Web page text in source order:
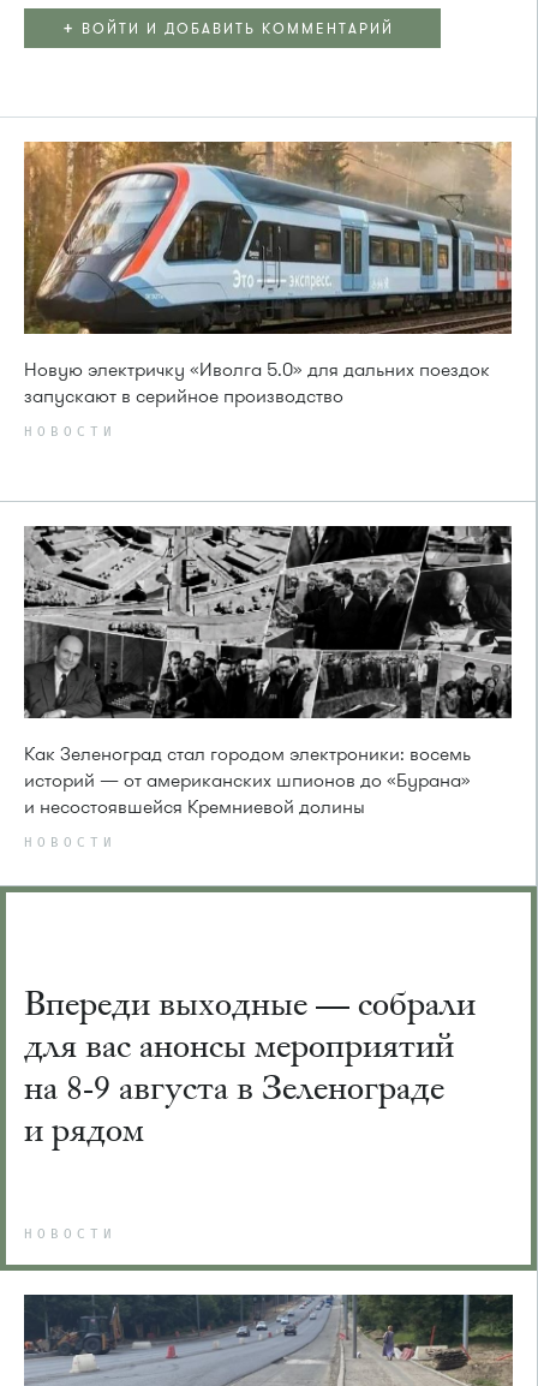
+ ВОЙТИ И ДОБАВИТЬ КОММЕНТАРИЙ
Новую электричку «Иволга 5.0» для дальних поездок
запускают в серийное производство
НОВОСТИ
Как Зеленоград стал городом электроники: восемь
историй — от американских шпионов до «Бурана»
и несостоявшейся Кремниевой долины
НОВОСТИ
Впереди выходные — собрали
для вас анонсы мероприятий
на 8-9 августа в Зеленограде
и рядом
НОВОСТИ